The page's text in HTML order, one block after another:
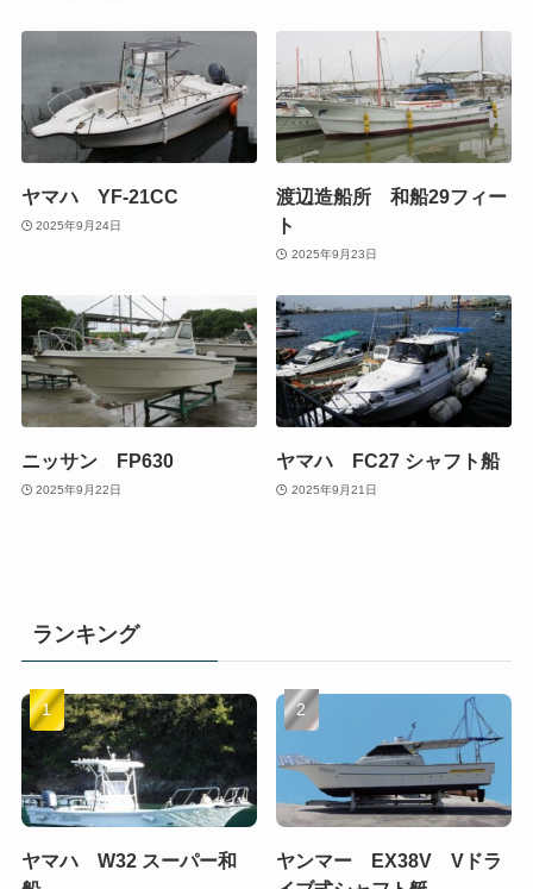
ヤマハ YF-21CC
2025年9月24日
渡辺造船所 和船29フィー
ト
2025年9月23日
ニッサン FP630
2025年9月22日
ヤマハ FC27 シャフト船
2025年9月21日
ランキング
ヤマハ W32 スーパー和
ヤンマー EX38V Vドラ